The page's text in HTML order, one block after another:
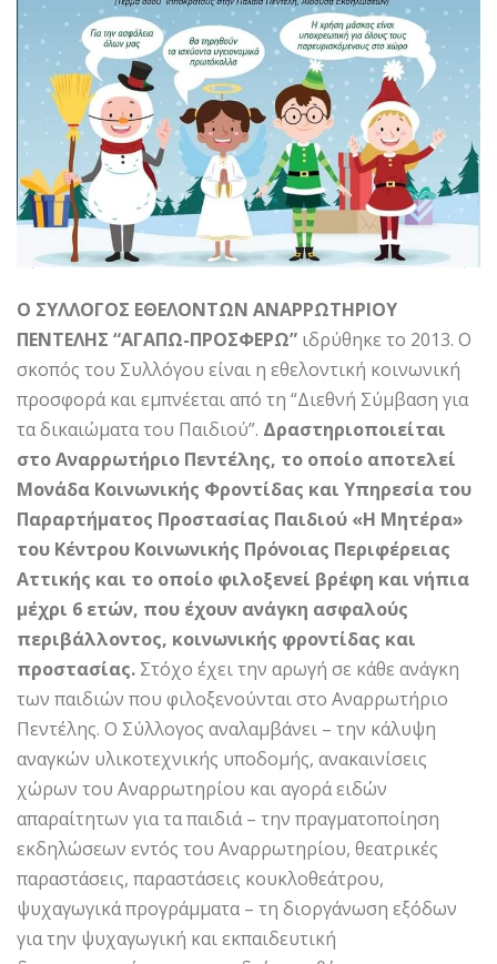
Ο ΣΥΛΛΟΓΟΣ ΕΘΕΛΟΝΤΩΝ ΑΝΑΡΡΩΤΗΡΙΟΥ
ΠΕΝΤΕΛΗΣ “ΑΓΑΠΩ-ΠΡΟΣΦΕΡΩ” ιδρύθηκε το 2013. Ο
σκοπός του Συλλόγου είναι η εθελοντική κοινωνική
προσφορά και εμπνέεται από τη “Διεθνή Σύμβαση για
τα δικαιώματα του Παιδιού”. Δραστηριοποιείται
στο Αναρρωτήριο Πεντέλης, το οποίο αποτελεί
Μονάδα Κοινωνικής Φροντίδας και Υπηρεσία του
Παραρτήματος Προστασίας Παιδιού «Η Μητέρα»
του Κέντρου Κοινωνικής Πρόνοιας Περιφέρειας
Αττικής και το οποίο φιλοξενεί βρέφη και νήπια
μέχρι 6 ετών, που έχουν ανάγκη ασφαλούς
περιβάλλοντος, κοινωνικής φροντίδας και
προστασίας. Στόχο έχει την αρωγή σε κάθε ανάγκη
των παιδιών που φιλοξενούνται στο Αναρρωτήριο
Πεντέλης. Ο Σύλλογος αναλαμβάνει – την κάλυψη
αναγκών υλικοτεχνικής υποδομής, ανακαινίσεις
χώρων του Αναρρωτηρίου και αγορά ειδών
απαραίτητων για τα παιδιά – την πραγματοποίηση
εκδηλώσεων εντός του Αναρρωτηρίου, θεατρικές
παραστάσεις, παραστάσεις κουκλοθεάτρου,
ψυχαγωγικά προγράμματα – τη διοργάνωση εξόδων
για την ψυχαγωγική και εκπαιδευτική